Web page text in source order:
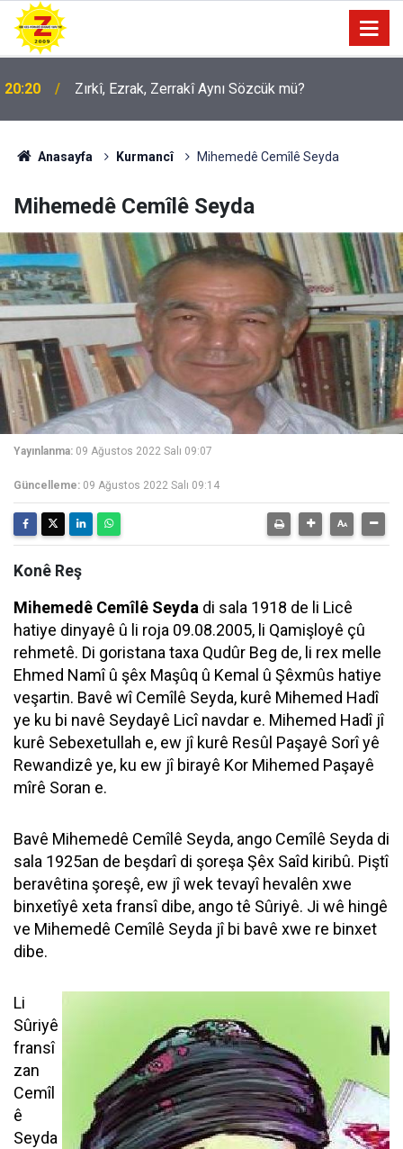
20:20 Zırkî, Ezrak, Zerrakî Aynı Sözcük mü?
Anasayfa Kurmancî Mihemedê Cemîlê Seyda
Mihemedê Cemîlê Seyda
Yayınlanma: 09 Ağustos 2022 Salı 09:07
Güncelleme: 09 Ağustos 2022 Salı 09:14
Konê Reş
Mihemedê Cemîlê Seyda di sala 1918 de li Licê
hatiye dinyayê û li roja 09.08.2005, li Qamişloyê çû
rehmetê. Di goristana taxa Qudûr Beg de, li rex melle
Ehmed Namî û şêx Maşûq û Kemal û Şêxmûs hatiye
veşartin. Bavê wî Cemîlê Seyda, kurê Mihemed Hadî
ye ku bi navê Seydayê Licî navdar e. Mihemed Hadî jî
kurê Sebexetullah e, ew jî kurê Resûl Paşayê Sorî yê
Rewandizê ye, ku ew jî birayê Kor Mihemed Paşayê
mîrê Soran e.
Bavê Mihemedê Cemîlê Seyda, ango Cemîlê Seyda di
sala 1925an de beşdarî di şoreşa Şêx Saîd kiribû. Piştî
beravêtina şoreşê, ew jî wek tevayî hevalên xwe
binxetîyê xeta fransî dibe, ango tê Sûriyê. Ji wê hingê
ve Mihemedê Cemîlê Seyda jî bi bavê xwe re binxet
dibe.
Li
Sûriyê
fransî
zan
Cemîl
ê
Seyda